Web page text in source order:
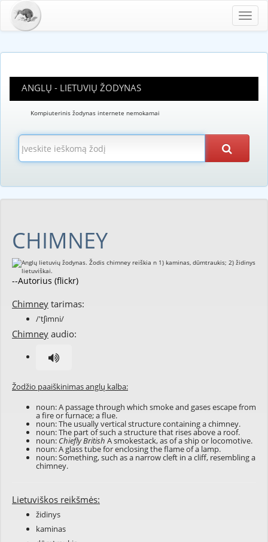
ANGLŲ - LIETUVIŲ ŽODYNAS
Kompiuterinis žodynas internete nemokamai
CHIMNEY
--Autorius (flickr)
Chimney tarimas:
/'tʃimni/
Chimney audio:
Žodžio paaiškinimas anglų kalba:
noun: A passage through which smoke and gases escape from
a fire or furnace; a flue.
noun: The usually vertical structure containing a chimney.
noun: The part of such a structure that rises above a roof.
noun: Chiefly British A smokestack, as of a ship or locomotive.
noun: A glass tube for enclosing the flame of a lamp.
noun: Something, such as a narrow cleft in a cliff, resembling a
chimney.
Lietuviškos reikšmės:
židinys
kaminas